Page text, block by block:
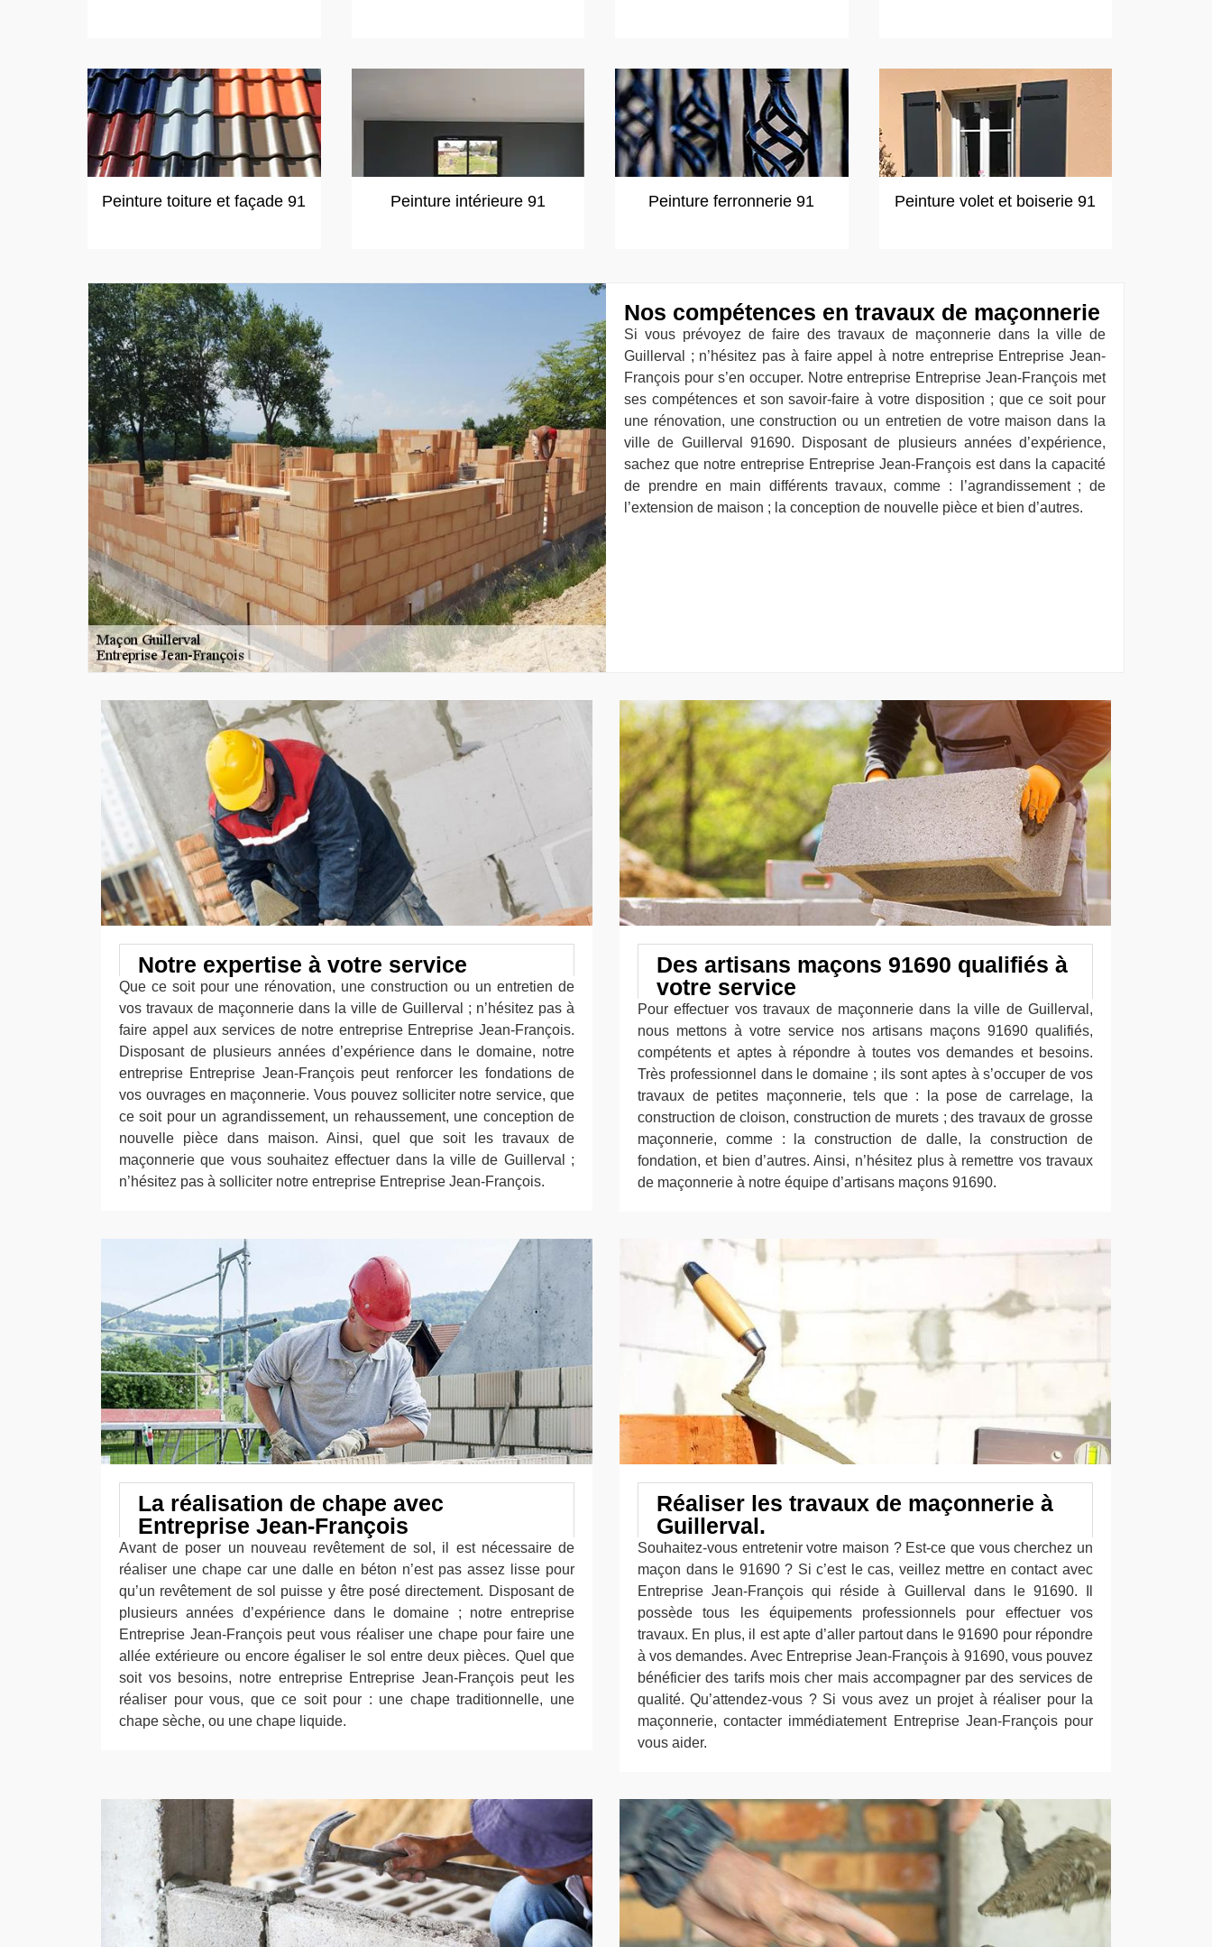
Peinture toiture et façade 91 Peinture intérieure 91 Peinture ferronnerie 91 Peinture volet et boiserie 91
Nos compétences en travaux de maçonnerie
Si vous prévoyez de faire des travaux de maçonnerie dans la ville de
Guillerval ; n’hésitez pas à faire appel à notre entreprise Entreprise Jean-
François pour s’en occuper. Notre entreprise Entreprise Jean-François met
ses compétences et son savoir-faire à votre disposition ; que ce soit pour
une rénovation, une construction ou un entretien de votre maison dans la
ville de Guillerval 91690. Disposant de plusieurs années d’expérience,
sachez que notre entreprise Entreprise Jean-François est dans la capacité
de prendre en main différents travaux, comme : l’agrandissement ; de
l’extension de maison ; la conception de nouvelle pièce et bien d’autres.
Notre expertise à votre service
Que ce soit pour une rénovation, une construction ou un entretien de
vos travaux de maçonnerie dans la ville de Guillerval ; n’hésitez pas à
faire appel aux services de notre entreprise Entreprise Jean-François.
Disposant de plusieurs années d’expérience dans le domaine, notre
entreprise Entreprise Jean-François peut renforcer les fondations de
vos ouvrages en maçonnerie. Vous pouvez solliciter notre service, que
ce soit pour un agrandissement, un rehaussement, une conception de
nouvelle pièce dans maison. Ainsi, quel que soit les travaux de
maçonnerie que vous souhaitez effectuer dans la ville de Guillerval ;
n’hésitez pas à solliciter notre entreprise Entreprise Jean-François.
Des artisans maçons 91690 qualifiés à
votre service
Pour effectuer vos travaux de maçonnerie dans la ville de Guillerval,
nous mettons à votre service nos artisans maçons 91690 qualifiés,
compétents et aptes à répondre à toutes vos demandes et besoins.
Très professionnel dans le domaine ; ils sont aptes à s’occuper de vos
travaux de petites maçonnerie, tels que : la pose de carrelage, la
construction de cloison, construction de murets ; des travaux de grosse
maçonnerie, comme : la construction de dalle, la construction de
fondation, et bien d’autres. Ainsi, n’hésitez plus à remettre vos travaux
de maçonnerie à notre équipe d’artisans maçons 91690.
La réalisation de chape avec
Entreprise Jean-François
Avant de poser un nouveau revêtement de sol, il est nécessaire de
réaliser une chape car une dalle en béton n’est pas assez lisse pour
qu’un revêtement de sol puisse y être posé directement. Disposant de
plusieurs années d’expérience dans le domaine ; notre entreprise
Entreprise Jean-François peut vous réaliser une chape pour faire une
allée extérieure ou encore égaliser le sol entre deux pièces. Quel que
soit vos besoins, notre entreprise Entreprise Jean-François peut les
réaliser pour vous, que ce soit pour : une chape traditionnelle, une
chape sèche, ou une chape liquide.
Réaliser les travaux de maçonnerie à
Guillerval.
Souhaitez-vous entretenir votre maison ? Est-ce que vous cherchez un
maçon dans le 91690 ? Si c’est le cas, veillez mettre en contact avec
Entreprise Jean-François qui réside à Guillerval dans le 91690. Il
possède tous les équipements professionnels pour effectuer vos
travaux. En plus, il est apte d’aller partout dans le 91690 pour répondre
à vos demandes. Avec Entreprise Jean-François à 91690, vous pouvez
bénéficier des tarifs mois cher mais accompagner par des services de
qualité. Qu’attendez-vous ? Si vous avez un projet à réaliser pour la
maçonnerie, contacter immédiatement Entreprise Jean-François pour
vous aider.